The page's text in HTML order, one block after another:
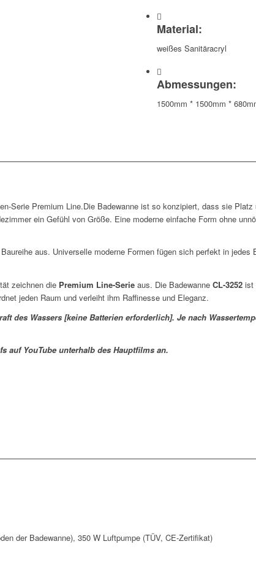
Material:
weißes Sanitäracryl
Abmessungen:
1500mm * 1500mm *
Serie Premium Line.Die Badewanne ist so konzipiert, dass sie Platz
ein Gefühl von Größe. Eine moderne einfache Form ohne
aus. Universelle moderne Formen fügen sich perfekt in jedes
zeichnen die Premium Line-Serie aus. Die Badewanne CL-3252 ist
jeden Raum und verleiht ihm Raffinesse und Eleganz.
des Wassers [keine Batterien erforderlich]. Je nach
auf YouTube unterhalb des Hauptfilms an.
der Badewanne), 350 W Luftpumpe (TÜV, CE-Zertifikat)